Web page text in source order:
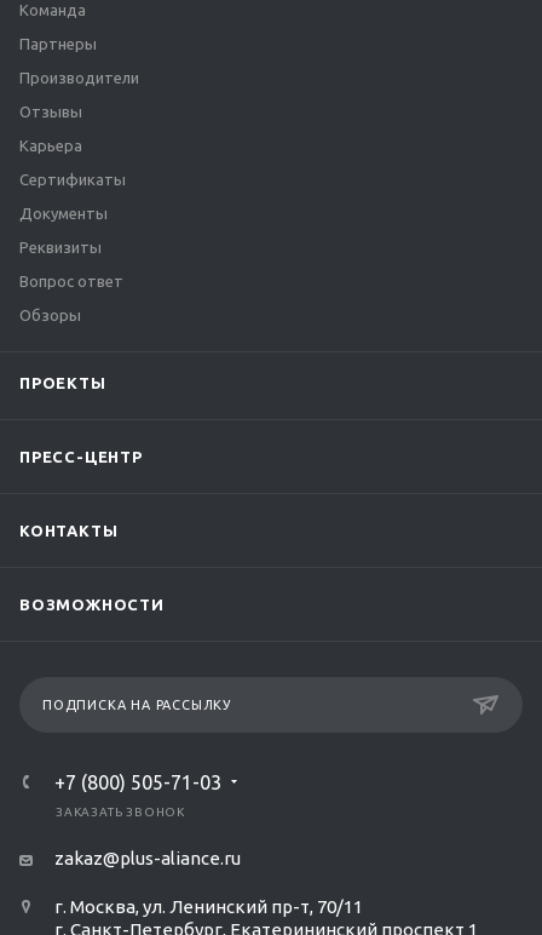
Команда
Партнеры
Производители
Отзывы
Карьера
Сертификаты
Документы
Реквизиты
Вопрос ответ
Обзоры
ПРОЕКТЫ
ПРЕСС-ЦЕНТР
КОНТАКТЫ
ВОЗМОЖНОСТИ
ПОДПИСКА НА РАССЫЛКУ
+7 (800) 505-71-03
ЗАКАЗАТЬ ЗВОНОК
zakaz@plus-aliance.ru
г. Москва, ул. Ленинский пр-т, 70/11
г. Санкт-Петербург, Екатерининский проспект 1